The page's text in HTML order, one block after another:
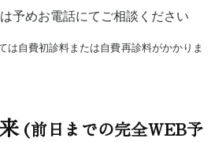
予めお電話にてご相談ください
は自費初診料または自費再診料がかかりま
(前日までの完全WEB予